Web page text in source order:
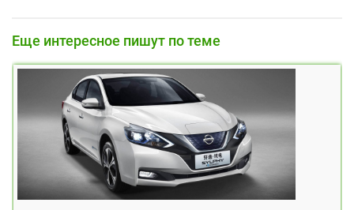
Еще интересное пишут по теме